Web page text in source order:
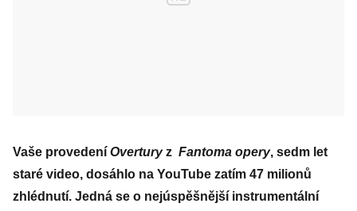
Vaše provedení Overturyz Fantoma opery, sedm let
staré video, dosáhlo na YouTube zatím 47 milionů
zhlédnutí. Jedná se o nejúspěšnější instrumentální